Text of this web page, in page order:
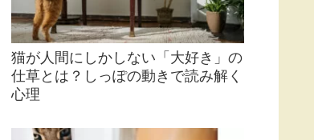
猫が人間にしかしない「大好き」の
仕草とは？しっぽの動きで読み解く
心理